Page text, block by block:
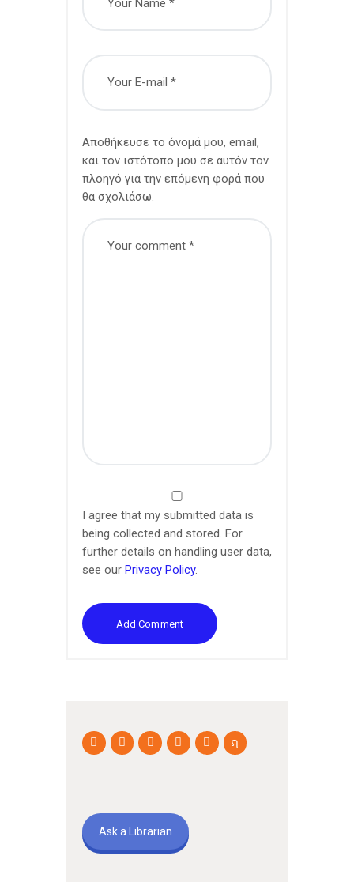
Αποθήκευσε το όνομά μου, email,
και τον ιστότοπο μου σε αυτόν τον
πλοηγό για την επόμενη φορά που
θα σχολιάσω.
I agree that my submitted data is
being collected and stored. For
further details on handling user data,
see our Privacy Policy.
Ask a Librarian